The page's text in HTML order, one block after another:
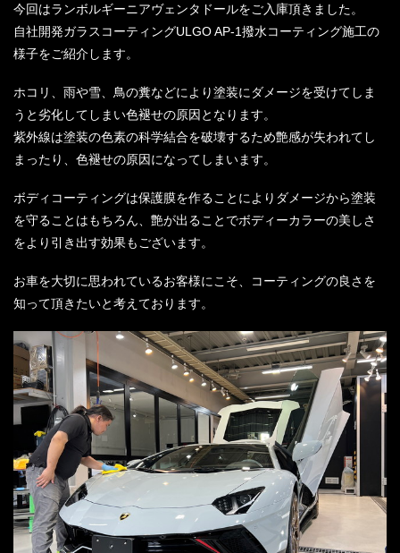
今回はランボルギーニアヴェンタドールをご入庫頂きました。
自社開発ガラスコーティングULGO AP-1撥水コーティング施工の
様子をご紹介します。
ホコリ、雨や雪、鳥の糞などにより塗装にダメージを受けてしま
うと劣化してしまい色褪せの原因となります。
紫外線は塗装の色素の科学結合を破壊するため艶感が失われてし
まったり、色褪せの原因になってしまいます。
ボディコーティングは保護膜を作ることによりダメージから塗装
を守ることはもちろん、艶が出ることでボディーカラーの美しさ
をより引き出す効果もございます。
お車を大切に思われているお客様にこそ、コーティングの良さを
知って頂きたいと考えております。